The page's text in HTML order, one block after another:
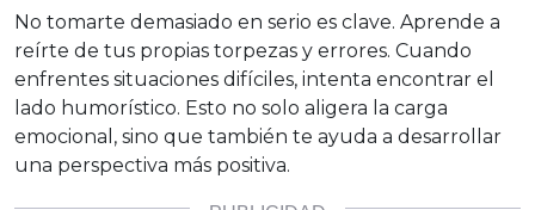
No tomarte demasiado en serio es clave. Aprende a
reírte de tus propias torpezas y errores. Cuando
enfrentes situaciones difíciles, intenta encontrar el
lado humorístico. Esto no solo aligera la carga
emocional, sino que también te ayuda a desarrollar
una perspectiva más positiva.